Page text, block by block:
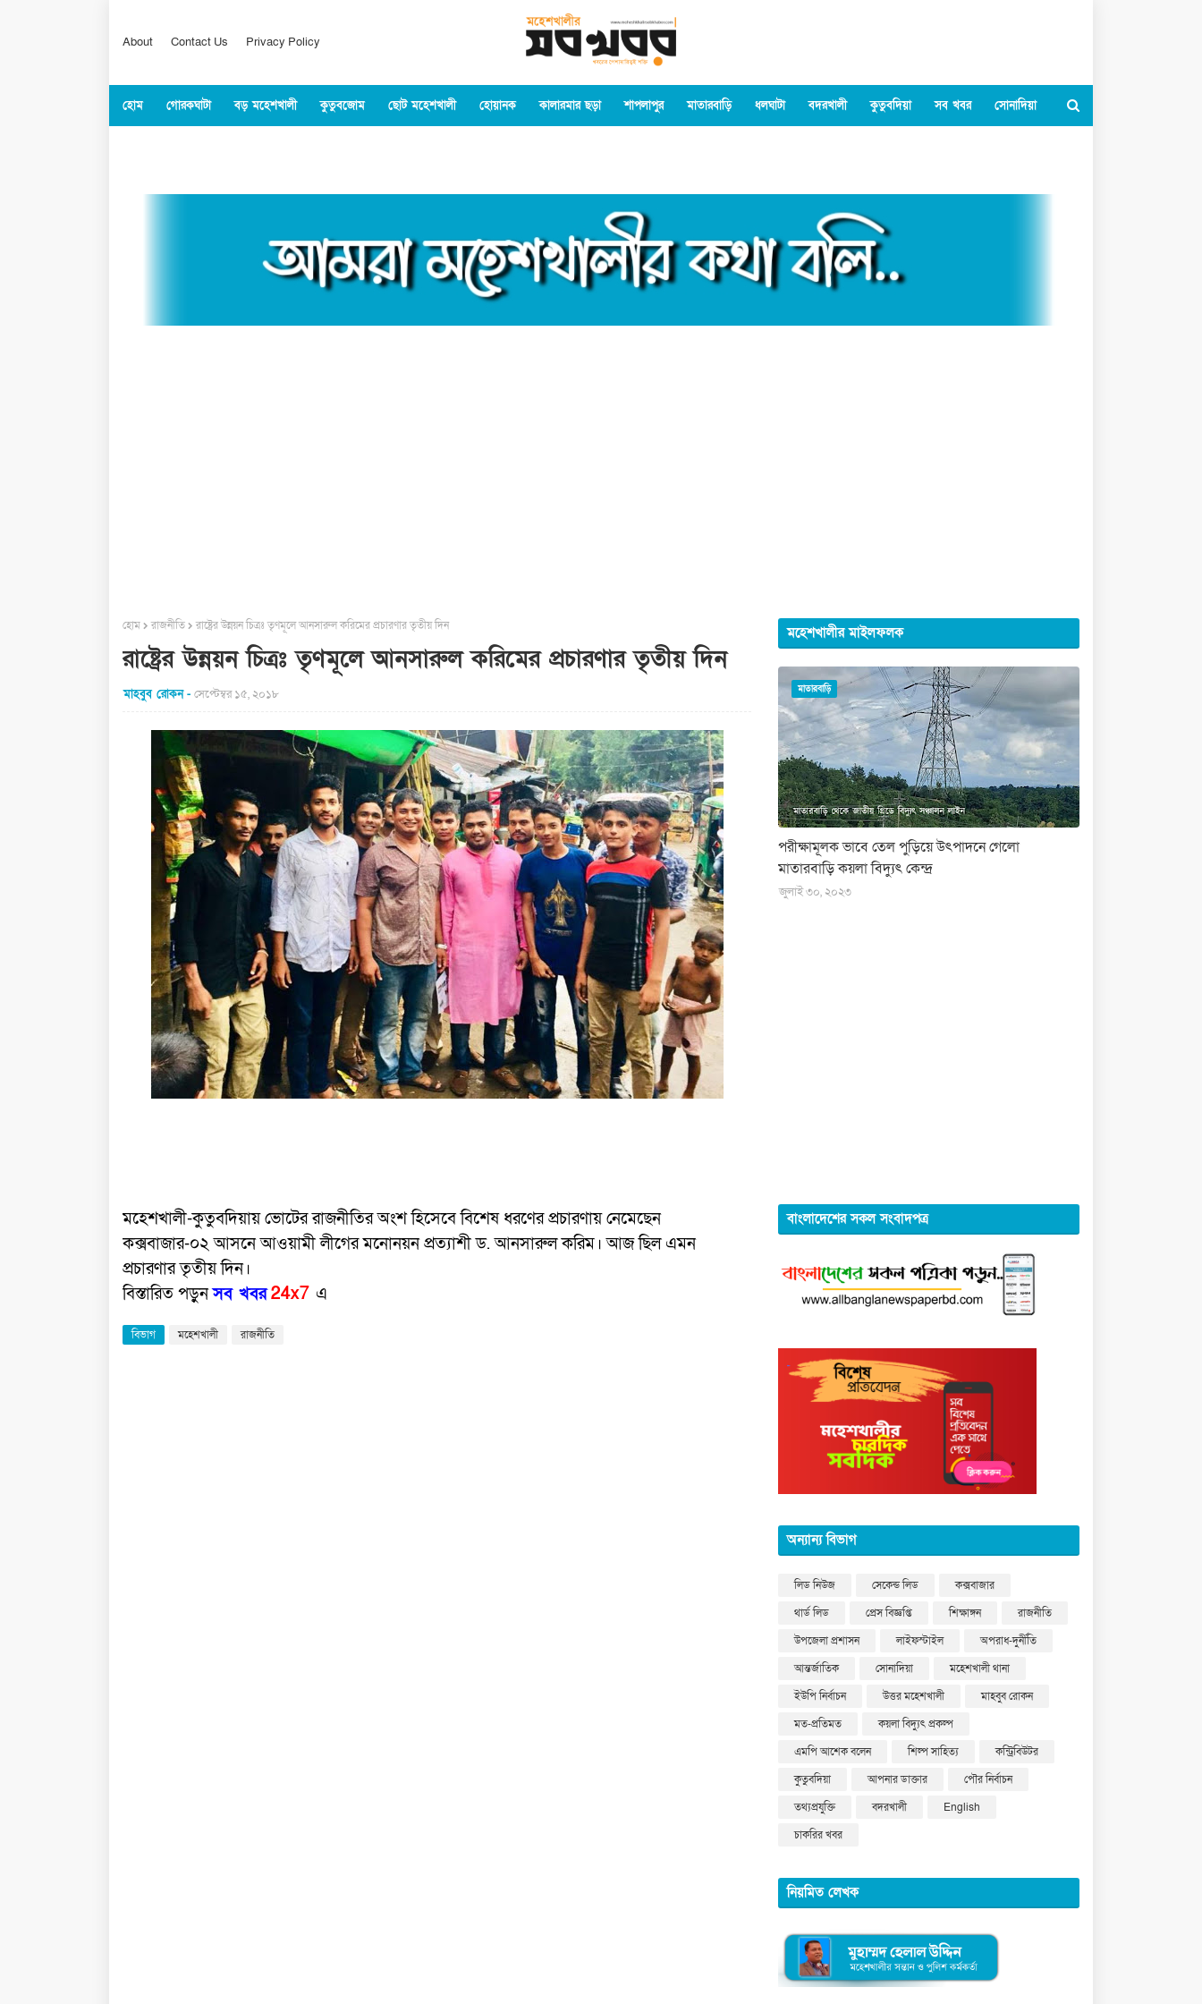
About Contact Us Privacy Policy
হোম গোরকঘাটা বড় মহেশখালী কুতুবজোম ছোট মহেশখালী হোয়ানক কালারমার ছড়া শাপলাপুর মাতারবাড়ি ধলঘাটা বদরখালী কুতুবদিয়া সব খবর সোনাদিয়া
হোম রাজনীতি রাষ্ট্রের উন্নয়ন চিত্রঃ তৃণমূলে আনসারুল করিমের প্রচারণার তৃতীয় দিন
রাষ্ট্রের উন্নয়ন চিত্রঃ তৃণমূলে আনসারুল করিমের প্রচারণার তৃতীয় দিন
মাহবুব রোকন সেপ্টেম্বর ১৫, ২০১৮
মহেশখালী-কুতুবদিয়ায় ভোটের রাজনীতির অংশ হিসেবে বিশেষ ধরণের প্রচারণায় নেমেছেন
কক্সবাজার-০২ আসনে আওয়ামী লীগের মনোনয়ন প্রত্যাশী ড. আনসারুল করিম। আজ ছিল এমন
প্রচারণার তৃতীয় দিন।
বিস্তারিত পড়ুন সব খবর 24x7 এ
বিভাগ মহেশখালী রাজনীতি
মহেশখালীর মাইলফলক
মাতারবাড়ি
পরীক্ষামূলক ভাবে তেল পুড়িয়ে উৎপাদনে গেলো
মাতারবাড়ি কয়লা বিদ্যুৎ কেন্দ্র
জুলাই ৩০, ২০২৩
বাংলাদেশের সকল সংবাদপত্র
অন্যান্য বিভাগ
লিড নিউজ সেকেন্ড লিড
কক্সবাজার
থার্ড লিড
প্রেস বিজ্ঞপ্তি শিক্ষাঙ্গন
রাজনীতি
উপজেলা প্রশাসন
লাইফস্টাইল
অপরাধ-দুর্নীতি
আন্তর্জাতিক
সোনাদিয়া
মহেশখালী থানা
ইউপি নির্বাচন
উত্তর মহেশখালী
মাহবুব রোকন
মত-প্রতিমত
কয়লা বিদ্যুৎ প্রকল্প
এমপি আশেক বলেন
শিল্প সাহিত্য
কন্ট্রিবিউটর
কুতুবদিয়া
আপনার ডাক্তার
পৌর নির্বাচন
তথ্যপ্রযুক্তি
বদরখালী
English
চাকরির খবর
নিয়মিত লেখক